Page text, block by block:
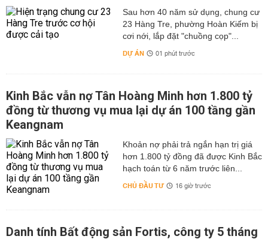
Sau hơn 40 năm sử dụng, chung cư
23 Hàng Tre, phường Hoàn Kiếm bị
cơi nới, lắp đặt "chuồng cọp"...
DỰ ÁN 01 phút trước
Kinh Bắc vẫn nợ Tân Hoàng Minh hơn 1.800 tỷ
đồng từ thương vụ mua lại dự án 100 tầng gần
Keangnam
hơn 1.800 tỷ đồng đã được Kinh Bắc
hạch toán từ 6 năm trước liên...
CHỦ ĐẦU TƯ 16 giờ trước
Danh tính Bất động sản Fortis, công ty 5 tháng